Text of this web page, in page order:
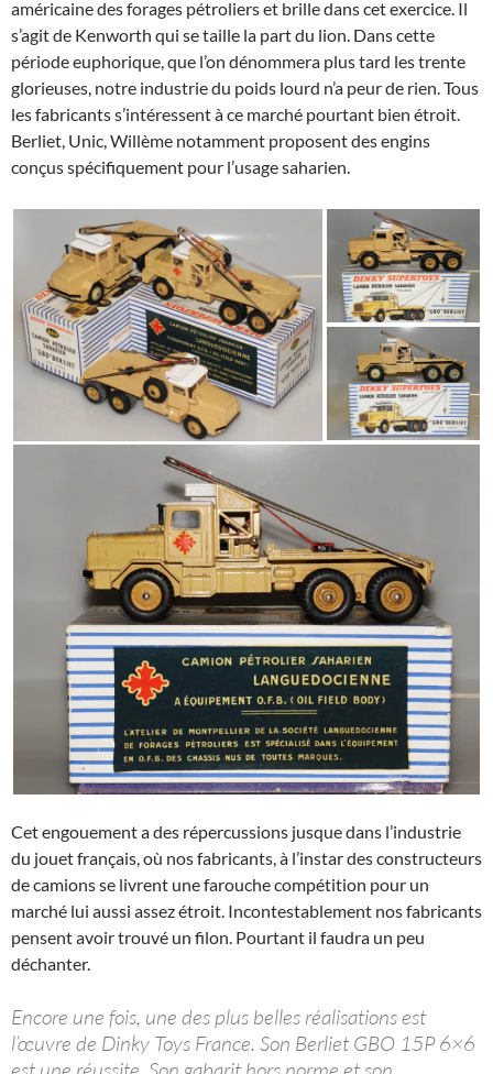
américaine des forages pétroliers et brille dans cet exercice. Il
s’agit de Kenworth qui se taille la part du lion. Dans cette
période euphorique, que l’on dénommera plus tard les trente
glorieuses, notre industrie du poids lourd n’a peur de rien. Tous
les fabricants s’intéressent à ce marché pourtant bien étroit.
Berliet, Unic, Willème notamment proposent des engins
conçus spécifiquement pour l’usage saharien.
Cet engouement a des répercussions jusque dans l’industrie
du jouet français, où nos fabricants, à l’instar des constructeurs
de camions se livrent une farouche compétition pour un
marché lui aussi assez étroit. Incontestablement nos fabricants
pensent avoir trouvé un filon. Pourtant il faudra un peu
déchanter.
Encore une fois, une des plus belles réalisations est
l’œuvre de Dinky Toys France. Son Berliet GBO 15P 6×6